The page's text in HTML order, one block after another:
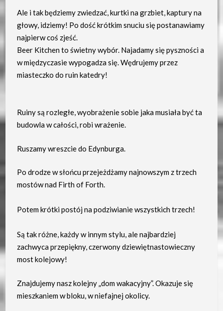
Ale i tak będziemy zwiedzać, kurtki na grzbiet, kaptury na
głowy, idziemy! Po dość krótkim snuciu się postanawiamy
najpierw coś zjeść.
Beer Kitchen to świetny wybór. Najadamy się pyszności a
w międzyczasie wypogadza się. Wędrujemy przez
miasteczko do ruin katedry!
Ruiny są rozległe, wyobrażenie sobie jaka musiała być ta
budowla w całości, robi wrażenie.
Ruszamy wreszcie do Edynburga.
Po drodze w słońcu przejeżdżamy najnowszym z trzech
mostów nad Firth of Forth.
Potem krótki postój na podziwianie wszystkich trzech!
Są tak różne, każdy w innym stylu, ale najbardziej
zachwyca przepiękny, czerwony dziewiętnastowieczny
most kolejowy!
Znajdujemy nasz kolejny „dom wakacyjny”. Okazuje się
mieszkaniem w bloku, w niefajnej okolicy.